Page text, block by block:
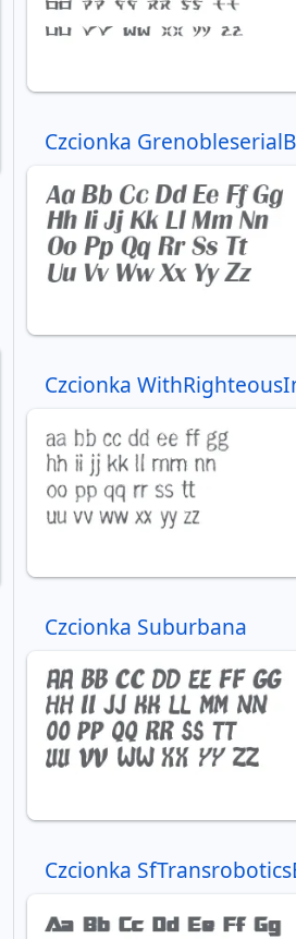
Czcionka
Czcionka
Czcionka Suburbana
Czcionka